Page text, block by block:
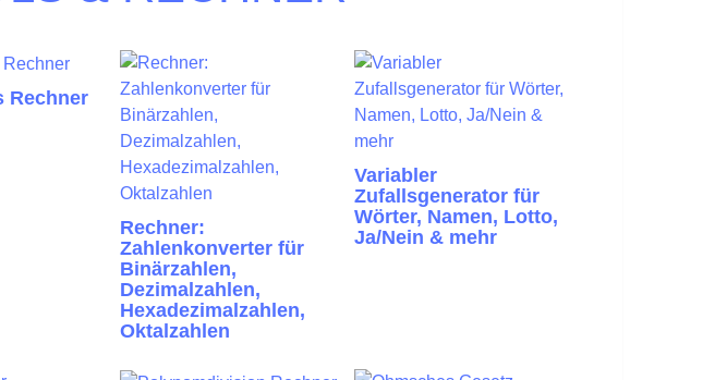
Rechner
Rechner:
Zahlenkonverter für
Binärzahlen,
Dezimalzahlen,
Hexadezimalzahlen,
Oktalzahlen
Variabler
Zufallsgenerator für
Wörter, Namen, Lotto,
Ja/Nein & mehr